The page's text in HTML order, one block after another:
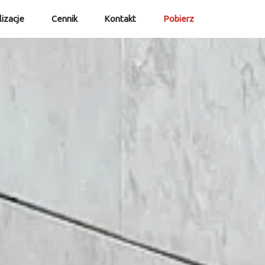
Cennik Kontakt Pobierz